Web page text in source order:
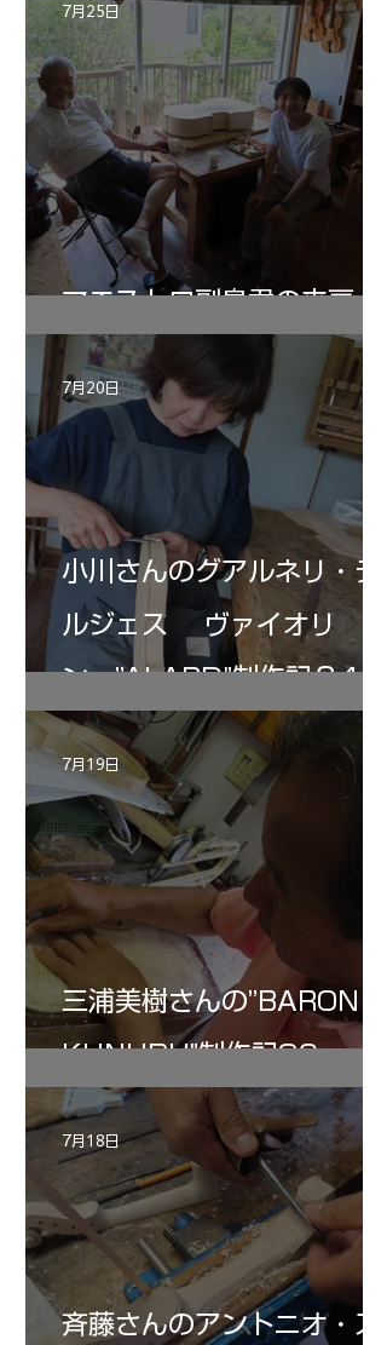
マエストロ副島君の来房
7月25日
小川さんのグアルネリ・デ
ルジェス ヴァイオリ
ン ”ALARD"制作記３4
7月20日
三浦美樹さんの”BARON・
KUNUPU"制作記30
7月19日
斉藤さんのアントニオ・ス
7月18日